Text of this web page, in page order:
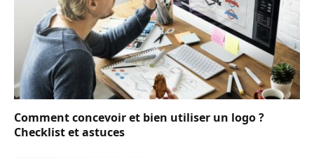
Comment concevoir et bien utiliser un logo ?
Checklist et astuces